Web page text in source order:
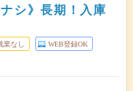
シ》長期！入庫
業なし WEB登録OK